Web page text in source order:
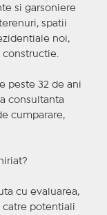
si garsoniere
spatii
noi,
peste 32 de ani
consultanta
cumparare,
cu evaluarea,
catre potentiali